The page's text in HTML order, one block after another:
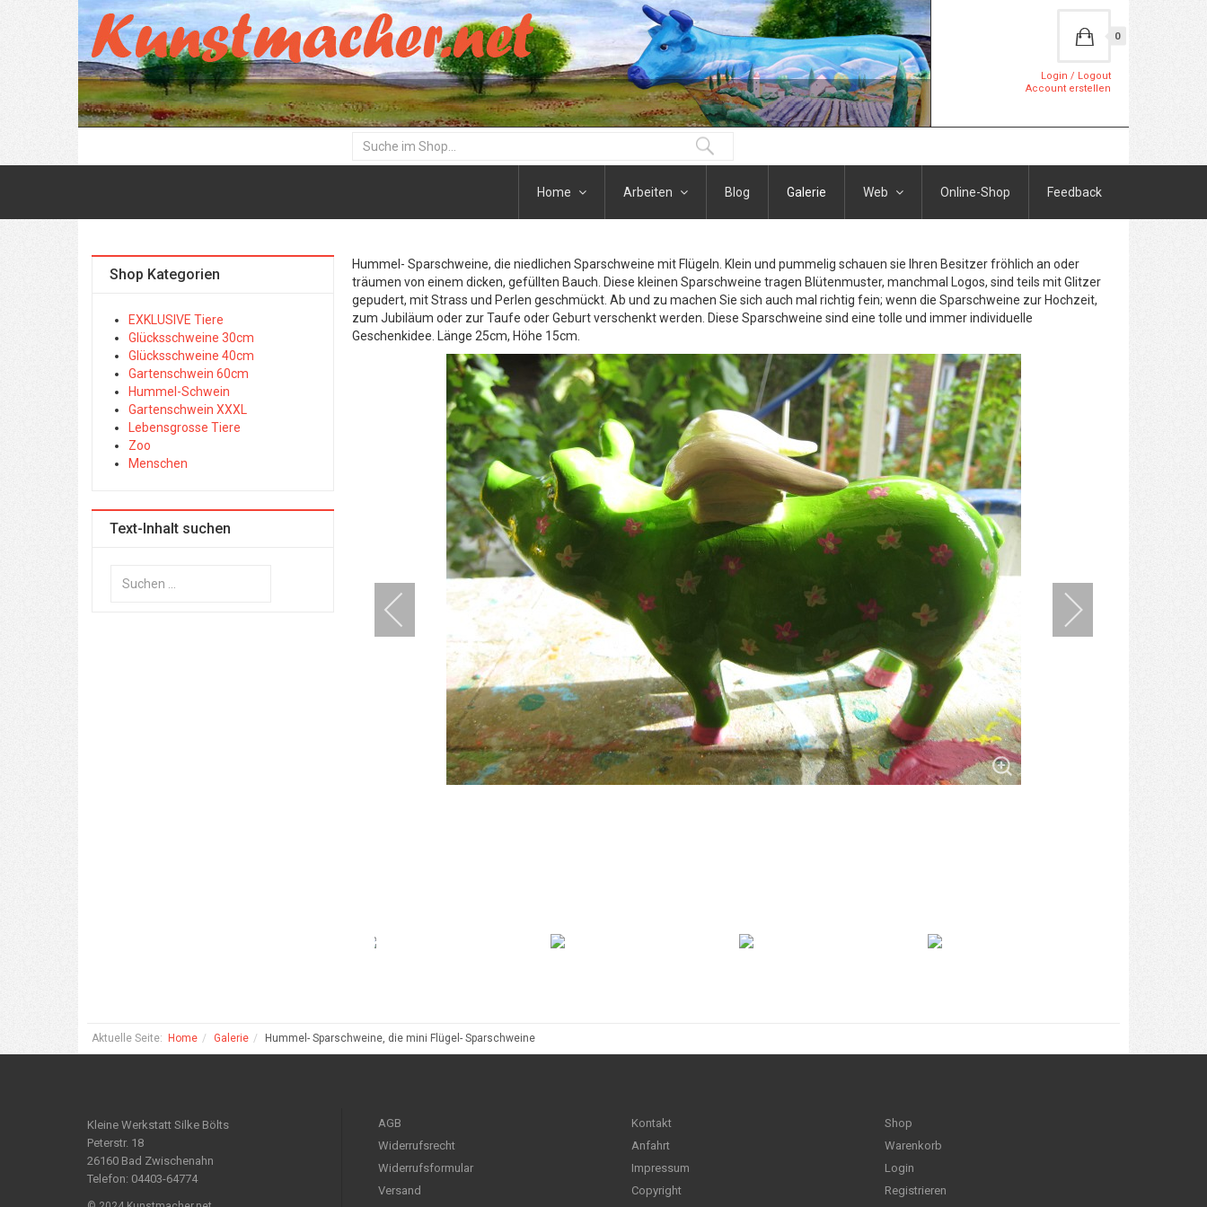
0
Login / Logout
Account erstellen
Home Arbeiten Blog Galerie Web Online-Shop Feedback
Hummel- Sparschweine, die niedlichen Sparschweine mit Flügeln. Klein und pummelig schauen sie Ihren Besitzer fröhlich an oder
träumen von einem dicken, gefüllten Bauch. Diese kleinen Sparschweine tragen Blütenmuster, manchmal Logos, sind teils mit Glitzer
gepudert, mit Strass und Perlen geschmückt. Ab und zu machen Sie sich auch mal richtig fein; wenn die Sparschweine zur Hochzeit,
zum Jubiläum oder zur Taufe oder Geburt verschenkt werden. Diese Sparschweine sind eine tolle und immer individuelle
Geschenkidee. Länge 25cm, Höhe 15cm.
Shop Kategorien
EXKLUSIVE Tiere
Glücksschweine 30cm
Glücksschweine 40cm
Gartenschwein 60cm
Hummel-Schwein
Gartenschwein XXXL
Lebensgrosse Tiere
Zoo
Menschen
Text-Inhalt suchen
Aktuelle Seite: Home Galerie Hummel- Sparschweine, die mini Flügel- Sparschweine
Kleine Werkstatt Silke Bölts
Peterstr. 18
26160 Bad Zwischenahn
Telefon: 04403-64774
AGB
Widerrufsrecht
Widerrufsformular
Versand
Kontakt
Anfahrt
Impressum
Copyright
Shop
Warenkorb
Login
Registrieren